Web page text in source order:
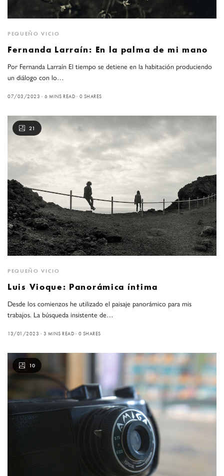
PEQUEÑO VICIO
Fernanda Larraín: En la palma de mi mano
Por Fernanda Larraín El tiempo se detiene en la habitación produciendo
un diálogo con lo…
07/03/2023 6 MINS READ 0 SHARES
21
PEQUEÑO VICIO
Luis Vioque: Panorámica íntima
Desde los comienzos he utilizado el paisaje panorámico para mis
trabajos. La búsqueda insistente de…
13/01/2023 3 MINS READ 0 SHARES
10